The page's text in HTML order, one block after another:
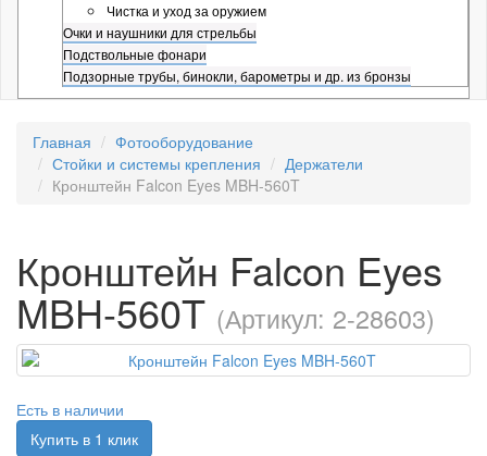
Чистка и уход за оружием
Очки и наушники для стрельбы
Подствольные фонари
Подзорные трубы, бинокли, барометры и др. из бронзы
Главная
Фотооборудование
Стойки и системы крепления
Держатели
Кронштейн Falcon Eyes MBH-560T
Кронштейн Falcon Eyes
MBH-560T (Артикул: 2-28603)
Есть в наличии
Купить в 1 клик